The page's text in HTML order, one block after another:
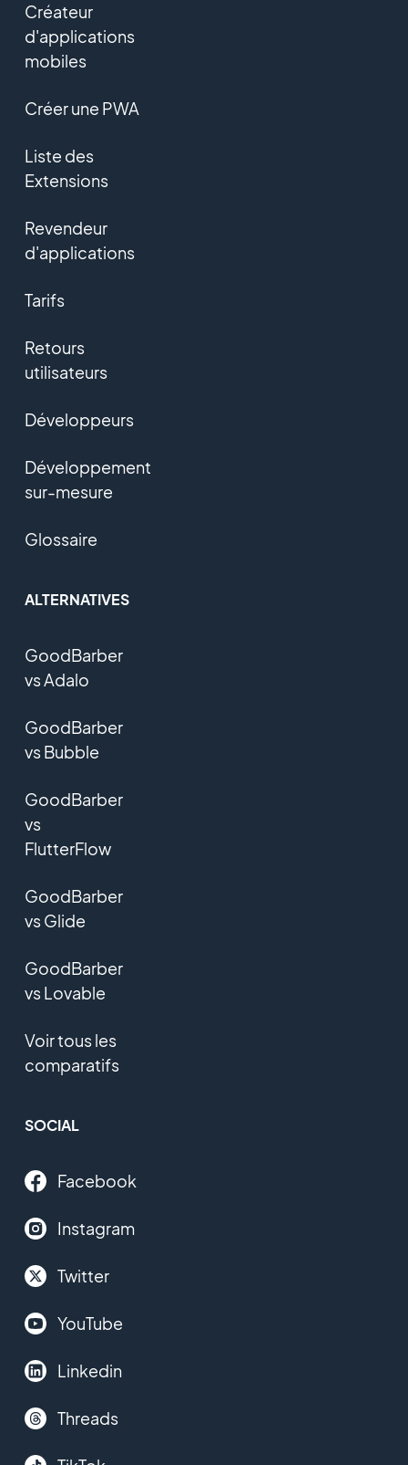
Créateur
d'applications
mobiles
Créer une PWA
Liste des
Extensions
Revendeur
d'applications
Tarifs
Retours
utilisateurs
Développeurs
Développement
sur-mesure
Glossaire
ALTERNATIVES
GoodBarber
vs Adalo
GoodBarber
vs Bubble
GoodBarber
vs
FlutterFlow
GoodBarber
vs Glide
GoodBarber
vs Lovable
Voir tous les
comparatifs
SOCIAL
Facebook
Instagram
Twitter
YouTube
Linkedin
Threads